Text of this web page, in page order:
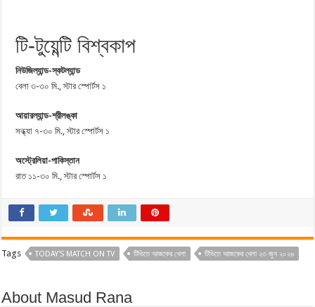
টি-টুয়েন্টি বিশ্বকাপ
নিউজিল্যান্ড-স্কটল্যান্ড
বেলা ৩-৩০ মি., স্টার স্পোর্টস ১
আয়ারল্যান্ড-শ্রীলঙ্কা
সন্ধ্যা ৭-৩০ মি., স্টার স্পোর্টস ১
অস্ট্রেলিয়া-পাকিস্তান
রাত ১১-৩০ মি., স্টার স্পোর্টস ১
Tags TODAY'S MATCH ON TV টিভিতে আজকের খেলা টিভিতে আজকের খেলা ২৩ জুন ২০২৬
About Masud Rana